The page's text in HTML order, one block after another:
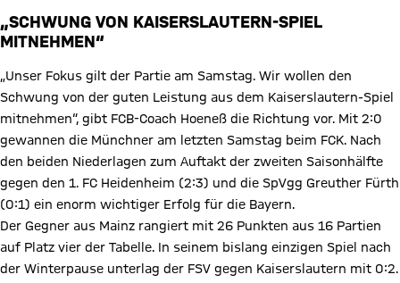
„SCHWUNG VON KAISERSLAUTERN-SPIEL
MITNEHMEN“
„Unser Fokus gilt der Partie am Samstag. Wir wollen den
Schwung von der guten Leistung aus dem Kaiserslautern-Spiel
mitnehmen“, gibt FCB-Coach Hoeneß die Richtung vor. Mit 2:0
gewannen die Münchner am letzten Samstag beim FCK. Nach
den beiden Niederlagen zum Auftakt der zweiten Saisonhälfte
gegen den 1. FC Heidenheim (2:3) und die SpVgg Greuther Fürth
(0:1) ein enorm wichtiger Erfolg für die Bayern.
Der Gegner aus Mainz rangiert mit 26 Punkten aus 16 Partien
auf Platz vier der Tabelle. In seinem bislang einzigen Spiel nach
der Winterpause unterlag der FSV gegen Kaiserslautern mit 0:2.